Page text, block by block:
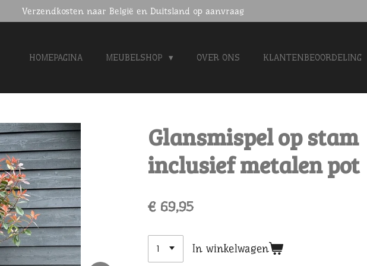
Verzendkosten naar België en Duitsland op aanvraag
HOMEPAGINA MEUBELSHOP OVER ONS KLANTENBEOORDELING
Glansmispel op stam
inclusief metalen pot
€ 69,95
In winkelwagen